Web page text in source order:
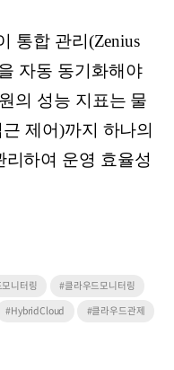
통합 관리(Zenius
자동 동기화해야
의 성능 지표는 물
제어)까지 하나의
하여 운영 효율성
니터링
#클라우드모니터링
#HybridCloud #클라우드관제